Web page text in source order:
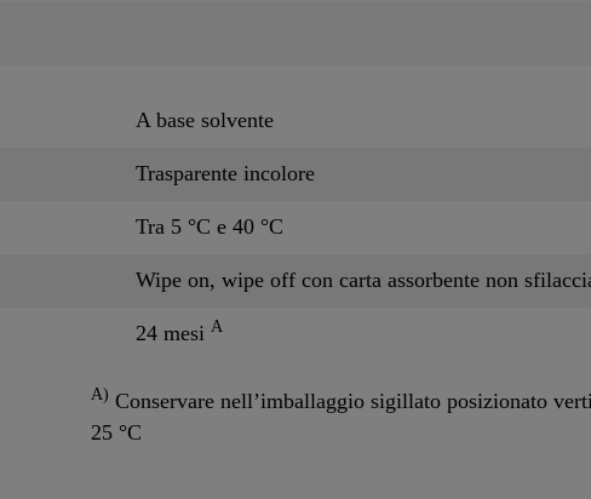
A base solvente
Trasparente incolore
Tra 5 °C e 40 °C
Wipe on, wipe off con carta assorbente non
24 mesi A
A) Conservare nell’imballaggio sigillato posizionato
25 °C